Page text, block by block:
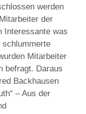
werden
der
Interessante was
schlummerte
Mitarbeiter
befragt. Daraus
Backhausen
– Aus der